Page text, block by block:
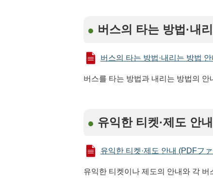
버스의 타는 방법·내
버스의 타는 방법·내리는 방법
버스를 타는 방법과 내리는 방법의 안
유익한 티켓·제도 안내
유익한 티켓·제도 안내 (PDFフ
유익한 티켓이나 제도의 안내와 각